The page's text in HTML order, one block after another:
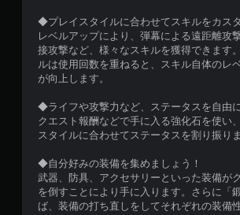
◆プレイスタイルに合わせてスキルをカス
レベルアップにより、弾幕による遠距離攻
接攻撃など、様々なスキルを獲得できます
ルは使用回数を重ねると、スキル自体のレ
が向上します。
◆ライフや攻撃力など、ステータスを自由
クエスト報酬などで手に入る強化石を使い
スタイルに合わせてステータスを割り振り
◆自分好みの装備を集めましょう！
武器、防具、アクセサリーといった装備が
を倒すことにより手に入ります。さらに「
ば、装備の打ち直しをしてそれぞれの装備